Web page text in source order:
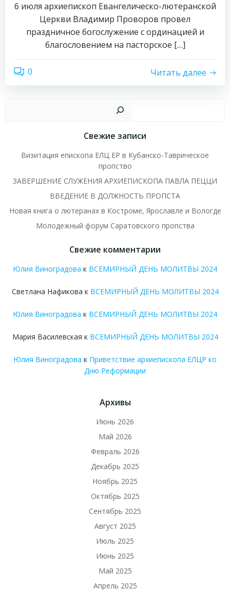
6 июля архиепископ Евангелическо-лютеранской
Церкви Владимир Проворов провел
праздничное богослужение с ординацией и
благословением на пасторское […]
0 Читать далее
Свежие записи
Визитация епископа ЕЛЦ ЕР в Кубанско-Таврическое
пропство
ЗАВЕРШЕНИЕ СЛУЖЕНИЯ АРХИЕПИСКОПА ПАВЛА ПЕЦЦИ
ВВЕДЕНИЕ В ДОЛЖНОСТЬ ПРОПСТА
Новая книга о лютеранах в Костроме, Ярославле и Вологде
Молодежный форум Саратовского пропства
Свежие комментарии
Юлия Виноградова к ВСЕМИРНЫЙ ДЕНЬ МОЛИТВЫ 2024
Светлана Нафикова к ВСЕМИРНЫЙ ДЕНЬ МОЛИТВЫ 2024
Юлия Виноградова к ВСЕМИРНЫЙ ДЕНЬ МОЛИТВЫ 2024
Мария Василевская к ВСЕМИРНЫЙ ДЕНЬ МОЛИТВЫ 2024
Юлия Виноградова к Приветствие архиепископа ЕЛЦР ко
Дню Реформации
Архивы
Июнь 2026
Май 2026
Февраль 2026
Декабрь 2025
Ноябрь 2025
Октябрь 2025
Сентябрь 2025
Август 2025
Июль 2025
Июнь 2025
Май 2025
Апрель 2025